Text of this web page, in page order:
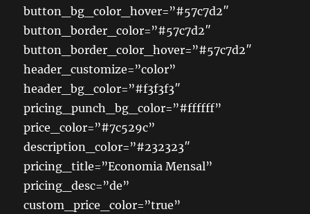
button_bg_color_hover=”#57c7d2″
button_border_color=”#57c7d2″
button_border_color_hover=”#57c7d2″
header_customize=”color”
header_bg_color=”#f3f3f3″
pricing_punch_bg_color=”#ffffff”
price_color=”#7c529c”
description_color=”#232323″
pricing_title=”Economia Mensal”
pricing_desc=”de”
custom_price_color=”true”